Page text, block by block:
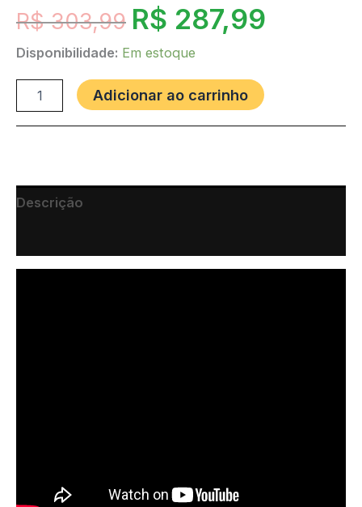
R$303,99 R$ 287,99
Disponibilidade: Em estoque
Adicionar ao carrinho
Descrição